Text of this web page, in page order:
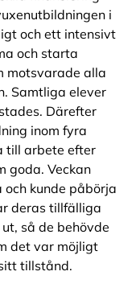
i
och ett intensivt
och starta
motsvarade alla
Samtliga elever
Därefter
inom fyra
till arbete efter
goda. Veckan
kunde påbörja
deras tillfälliga
så de behövde
det var möjligt
tillstånd.